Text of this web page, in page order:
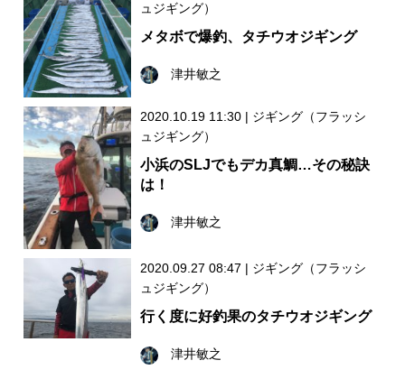
ュジギング）
メタボで爆釣、タチウオジギング
津井敏之
2020.10.19 11:30 | ジギング（フラッシ
ュジギング）
小浜のSLJでもデカ真鯛…その秘訣
は！
津井敏之
2020.09.27 08:47 | ジギング（フラッシ
ュジギング）
行く度に好釣果のタチウオジギング
津井敏之